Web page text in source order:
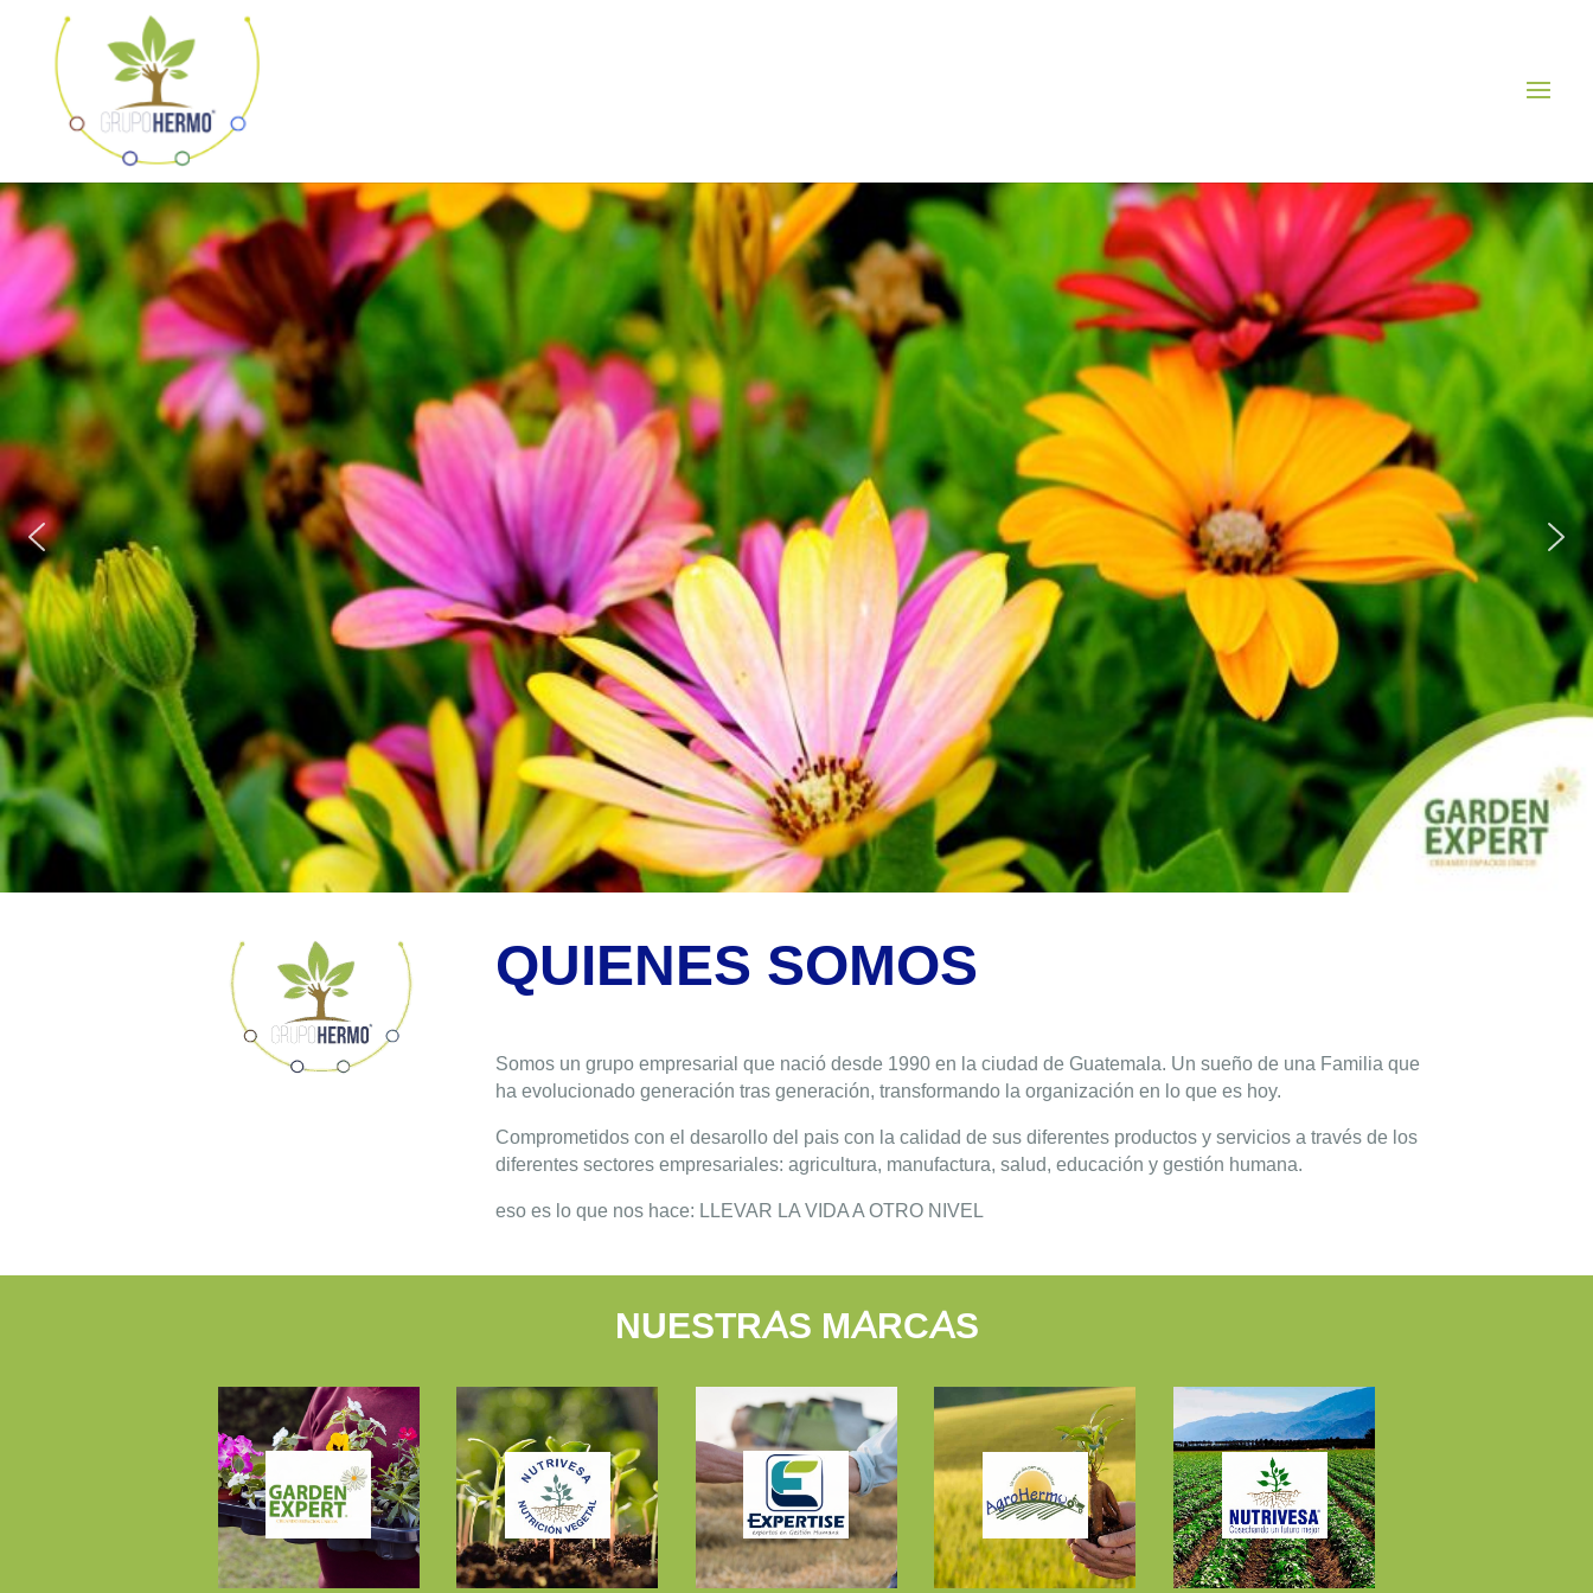
QUIENES SOMOS
Somos un grupo empresarial que nació desde 1990 en la ciudad de Guatemala. Un sueño de una Familia que
ha evolucionado generación tras generación, transformando la organización en lo que es hoy.
Comprometidos con el desarollo del pais con la calidad de sus diferentes productos y servicios a través de los
diferentes sectores empresariales: agricultura, manufactura, salud, educación y gestión humana.
eso es lo que nos hace: LLEVAR LA VIDA A OTRO NIVEL
NUESTRAS MARCAS